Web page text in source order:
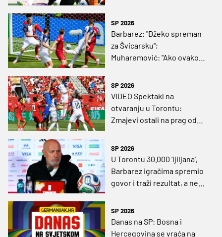
SP 2026
Barbarez: "Džeko spreman
za Švicarsku";
Muharemović: "Ako ovako
netko dobiti"
SP 2026
VIDEO Spektakl na
otvaranju u Torontu:
Zmajevi ostali na prag od
SP 2026
U Torontu 30.000 'ljiljana',
Barbarez igračima spremio
govor i traži rezultat, a ne
SP 2026
Danas na SP: Bosna i
Hercegovina se vraća na